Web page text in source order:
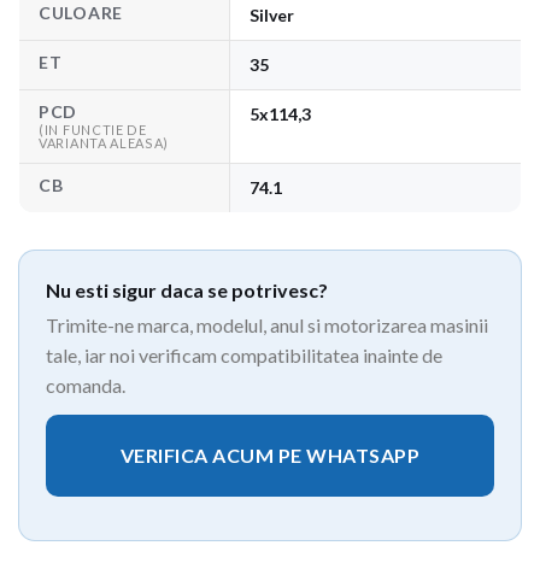
CULOARE Silver
ET 35
PCD
(IN FUNCTIE DE
VARIANTA ALEASA)
5x114,3
CB 74.1
Nu esti sigur daca se potrivesc?
Trimite-ne marca, modelul, anul si motorizarea masinii
tale, iar noi verificam compatibilitatea inainte de
comanda.
VERIFICA ACUM PE WHATSAPP